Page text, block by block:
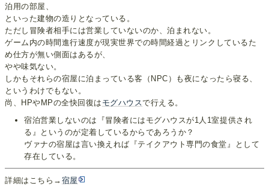
泊用の部屋、
といった建物の造りとなっている。
ただし冒険者相手には営業していないのか、泊まれない。
ゲーム内の時間進行速度が現実世界での時間経過とリンクしているた
め仕方が無い側面はあるが、
やや味気ない。
しかもそれらの宿屋に泊まっている客（NPC）も夜になったら寝る、
というわけでもない。
尚、HPやMPの全快回復は モグハウスで行える。
宿泊営業しないのは『冒険者にはモグハウスが1人1室提供され
る』というのが定着しているからであろうか？
ヴァナの宿屋は言い換えれば『テイクアウト専門の食堂』として
存在している。
詳細はこちら→ 宿屋